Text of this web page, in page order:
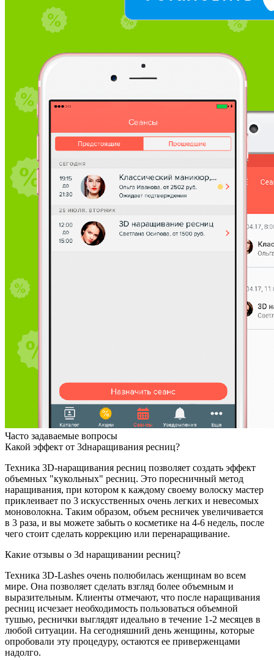
Часто задаваемые вопросы
Какой эффект от 3dнаращивания ресниц?
Техника 3D-наращивания ресниц позволяет создать эффект
объемных "кукольных" ресниц. Это поресничный метод
наращивания, при котором к каждому своему волоску мастер
приклеивает по 3 искусственных очень легких и невесомых
моноволокна. Таким образом, объем ресничек увеличивается
в 3 раза, и вы можете забыть о косметике на 4-6 недель, после
чего стоит сделать коррекцию или перенаращивание.
Какие отзывы о 3d наращивании ресниц?
Техника 3D-Lashes очень полюбилась женщинам во всем
мире. Она позволяет сделать взгляд более объемным и
выразительным. Клиенты отмечают, что после наращивания
ресниц исчезает необходимость пользоваться объемной
тушью, реснички выглядят идеально в течение 1-2 месяцев в
любой ситуации. На сегодняшний день женщины, которые
опробовали эту процедуру, остаются ее приверженцами
надолго.